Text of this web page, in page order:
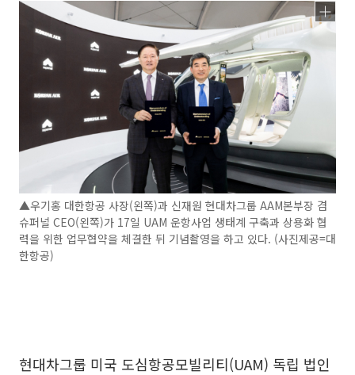
▲우기홍 대한항공 사장(왼쪽)과 신재원 현대차그룹 AAM본부장 겸
슈퍼널 CEO(왼쪽)가 17일 UAM 운항사업 생태계 구축과 상용화 협
력을 위한 업무협약을 체결한 뒤 기념촬영을 하고 있다. (사진제공=대
한항공)
현대차그룹 미국 도심항공모빌리티(UAM) 독립 법인